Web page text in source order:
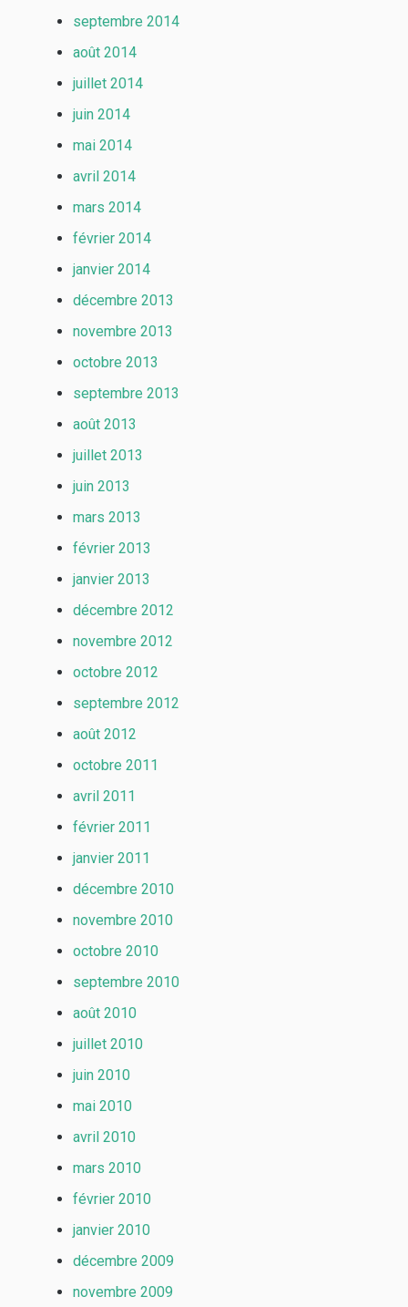
septembre 2014
août 2014
juillet 2014
juin 2014
mai 2014
avril 2014
mars 2014
février 2014
janvier 2014
décembre 2013
novembre 2013
octobre 2013
septembre 2013
août 2013
juillet 2013
juin 2013
mars 2013
février 2013
janvier 2013
décembre 2012
novembre 2012
octobre 2012
septembre 2012
août 2012
octobre 2011
avril 2011
février 2011
janvier 2011
décembre 2010
novembre 2010
octobre 2010
septembre 2010
août 2010
juillet 2010
juin 2010
mai 2010
avril 2010
mars 2010
février 2010
janvier 2010
décembre 2009
novembre 2009